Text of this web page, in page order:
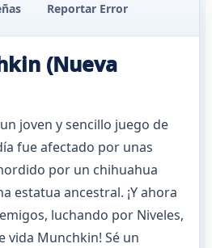
Reportar Error
(Nueva
joven y sencillo juego de
fue afectado por unas
por un chihuahua
estatua ancestral. ¡Y ahora
luchando por Niveles,
vida Munchkin! Sé un